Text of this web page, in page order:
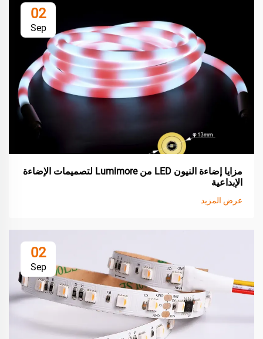
02
Sep
مزايا إضاءة النيون LED من Lumimore لتصميمات الإضاءة
الإبداعية
عرض المزيد
02
Sep